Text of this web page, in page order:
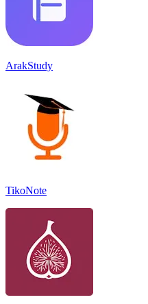
ArakStudy
TikoNote